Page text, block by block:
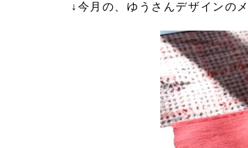
↓今月の、ゆうさんデザインの